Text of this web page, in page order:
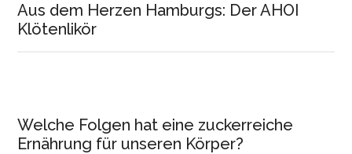
Aus dem Herzen Hamburgs: Der AHOI
Klötenlikör
Welche Folgen hat eine zuckerreiche
Ernährung für unseren Körper?